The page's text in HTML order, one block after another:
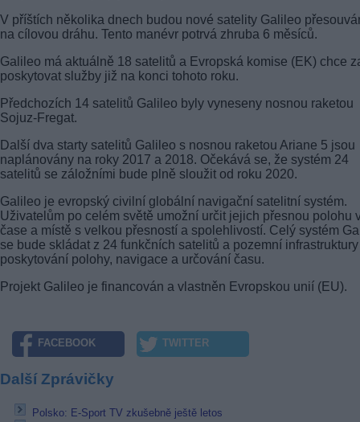
V příštích několika dnech budou nové satelity Galileo
na cílovou dráhu. Tento manévr potrvá zhruba 6 měsíců.
Galileo má aktuálně 18 satelitů a Evropská komise (EK) chce
poskytovat služby již na konci tohoto roku.
Předchozích 14 satelitů Galileo byly vyneseny nosnou raketou
Sojuz-Fregat.
Další dva starty satelitů Galileo s nosnou raketou Ariane 5 jsou
naplánovány na roky 2017 a 2018. Očekává se, že systém 24
satelitů se záložními bude plně sloužit od roku 2020.
Galileo je evropský civilní globální navigační satelitní systém.
Uživatelům po celém světě umožní určit jejich přesnou polohu
čase a místě s velkou přesností a spolehlivostí. Celý systém
se bude skládat z 24 funkčních satelitů a pozemní
poskytování polohy, navigace a určování času.
Projekt Galileo je financován a vlastněn Evropskou unií (EU).
FACEBOOK TWITTER
Další Zprávičky
Polsko: E-Sport TV zkušebně ještě letos